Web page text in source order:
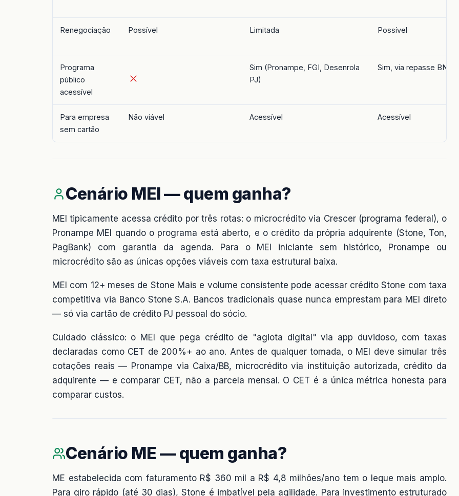
Renegociação Possível Limitada Possível
Programa
público
acessível
Sim (Pronampe, FGI, Desenrola
PJ)
Sim, via repasse BNDES
Para empresa
sem cartão
Não viável Acessível Acessível
Cenário MEI — quem ganha?
MEI tipicamente acessa crédito por três rotas: o microcrédito via Crescer (programa federal), o
Pronampe MEI quando o programa está aberto, e o crédito da própria adquirente (Stone, Ton,
PagBank) com garantia da agenda. Para o MEI iniciante sem histórico, Pronampe ou
microcrédito são as únicas opções viáveis com taxa estrutural baixa.
MEI com 12+ meses de Stone Mais e volume consistente pode acessar crédito Stone com taxa
competitiva via Banco Stone S.A. Bancos tradicionais quase nunca emprestam para MEI direto
— só via cartão de crédito PJ pessoal do sócio.
Cuidado clássico: o MEI que pega crédito de "agiota digital" via app duvidoso, com taxas
declaradas como CET de 200%+ ao ano. Antes de qualquer tomada, o MEI deve simular três
cotações reais — Pronampe via Caixa/BB, microcrédito via instituição autorizada, crédito da
adquirente — e comparar CET, não a parcela mensal. O CET é a única métrica honesta para
comparar custos.
Cenário ME — quem ganha?
ME estabelecida com faturamento R$ 360 mil a R$ 4,8 milhões/ano tem o leque mais amplo.
Para giro rápido (até 30 dias), Stone é imbatível pela agilidade. Para investimento estruturado